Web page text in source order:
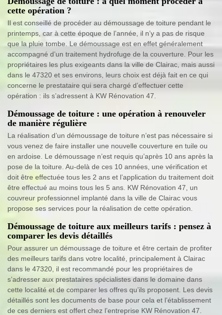
cette opération ?
Il est conseillé de procéder au démoussage de toiture pendant le
printemps, car à cette époque de l’année, il n’y a pas de risque
que la pluie tombe. Le démoussage est en effet généralement
accompagné d’un traitement hydrofuge de la couverture. Pour les
propriétaires les plus exigeants dans la ville de Clairac, mais aussi
dans le 47320 et ses environs, leurs choix est déjà fait en ce qui
concerne le prestataire qui sera chargé d’effectuer cette
opération : ils s’adressent à KW Rénovation 47.
Démoussage de toiture : une opération à renouveler
de manière régulière
La réalisation d’un démoussage de toiture n’est pas nécessaire si
vous venez de faire installer une nouvelle couverture en tuile ou
en ardoise. Le démoussage n’est requis qu’après 10 ans après la
pose de la toiture. Au-delà de ces 10 années, une vérification et
doit être effectuée tous les 2 ans et l’application du traitement doit
être effectué au moins tous les 5 ans. KW Rénovation 47, un
couvreur professionnel implanté dans la ville de Clairac vous
propose ses services pour la réalisation de cette opération.
Démoussage de toiture aux meilleurs tarifs : pensez à
comparer les devis détaillés
Pour assurer un démoussage de toiture et être certain de profiter
des meilleurs tarifs dans votre localité, principalement à Clairac
dans le 47320, il est recommandé pour les propriétaires de
s’adresser aux prestataires spécialistes dans le domaine dans
cette localité et de comparer les offres qu’ils proposent. Les devis
détaillés sont les documents de base pour cela et l’établissement
de ces derniers est offert chez l’entreprise KW Rénovation 47.